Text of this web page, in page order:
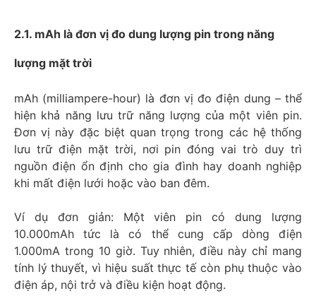
2.1. mAh là đơn vị đo dung lượng pin trong năng
lượng mặt trời
mAh (milliampere-hour) là đơn vị đo điện dung – thể
hiện khả năng lưu trữ năng lượng của một viên pin.
Đơn vị này đặc biệt quan trọng trong các hệ thống
lưu trữ điện mặt trời, nơi pin đóng vai trò duy trì
nguồn điện ổn định cho gia đình hay doanh nghiệp
khi mất điện lưới hoặc vào ban đêm.
Ví dụ đơn giản: Một viên pin có dung lượng
10.000mAh tức là có thể cung cấp dòng điện
1.000mA trong 10 giờ. Tuy nhiên, điều này chỉ mang
tính lý thuyết, vì hiệu suất thực tế còn phụ thuộc vào
điện áp, nội trở và điều kiện hoạt động.